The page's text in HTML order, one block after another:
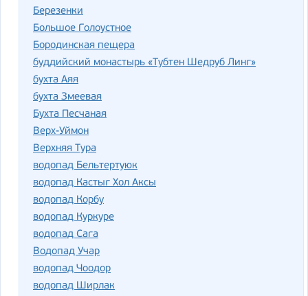
Березенки
Большое Голоустное
Бородинская пещера
буддийский монастырь «Тубтен Шедруб Линг»
бухта Аяя
бухта Змеевая
Бухта Песчаная
Верх-Уймон
Верхняя Тура
водопад Бельтертуюк
водопад Кастыг Хол Аксы
водопад Корбу
водопад Куркуре
водопад Сага
Водопад Учар
водопад Чоодор
водопад Ширлак